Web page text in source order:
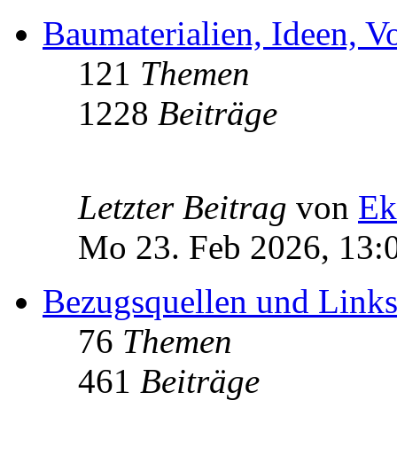
Baumaterialien, Ideen,
121 Themen
1228 Beiträge
Letzter Beitrag von
Mo 23. Feb 2026,
Bezugsquellen und Links
76 Themen
461 Beiträge